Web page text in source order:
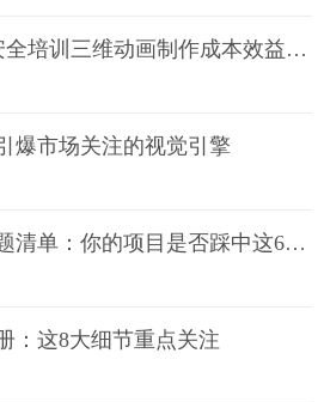
1分钟可能=1条命！安全培训三维动画制作成本效益深度拆解
爆市场关注的视觉引擎
三维动画制作常见问题清单：你的项目是否踩中这6大技术雷区？
：这8大细节重点关注